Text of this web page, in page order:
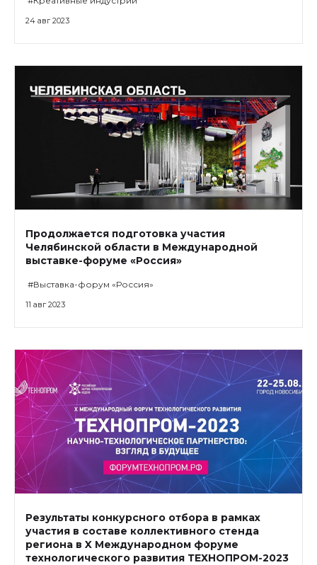
24 авг 2023
Продолжается подготовка участия
Челябинской области в Международной
выставке-форуме «Россия»
#Выставка-форум «Россия»
11 авг 2023
Результаты конкурсного отбора в рамках
участия в составе коллективного стенда
региона в X Международном форуме
технологического развития ТЕХНОПРОМ-2023